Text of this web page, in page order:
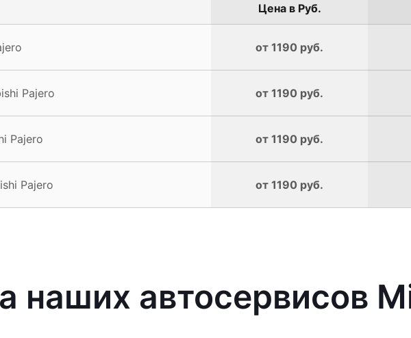
Цена в Руб.
от 1190 руб.
Pajero от 1190 руб.
Pajero от 1190 руб.
Pajero от 1190 руб.
наших автосервисов